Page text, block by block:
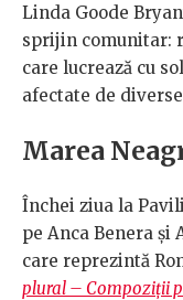
Linda Goode
sprijin comunitar:
care lucrează cu
afectate de
Marea
Închei ziua la
pe Anca Benera
care reprezintă
plural – Compoziții